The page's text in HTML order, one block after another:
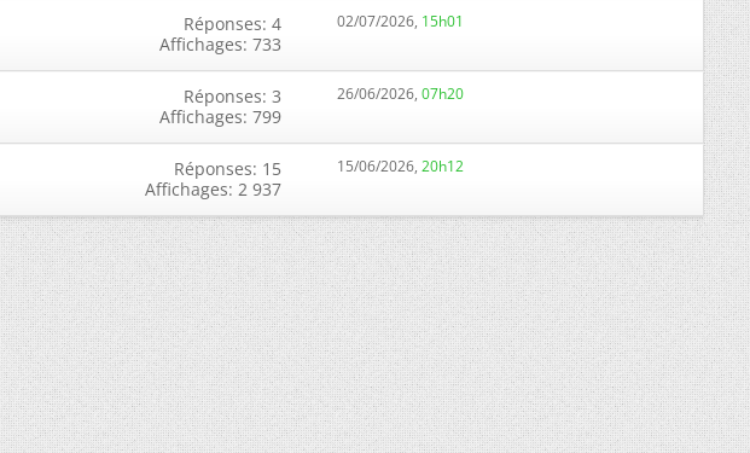
Réponses: 4
Affichages: 733
02/07/2026, 15h01
Réponses: 3
Affichages: 799
26/06/2026, 07h20
Réponses: 15
Affichages: 2 937
15/06/2026, 20h12